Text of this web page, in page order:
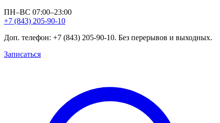
ПН–ВС 07:00–23:00
+7 (843) 205-90-10
Доп. телефон: +7 (843) 205-90-10. Без перерывов и выходных.
Записаться